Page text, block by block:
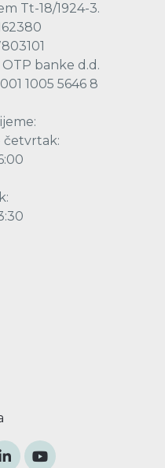
Tt-18/1924-3.
banke d.d.
1005 5646 8
četvrtak: